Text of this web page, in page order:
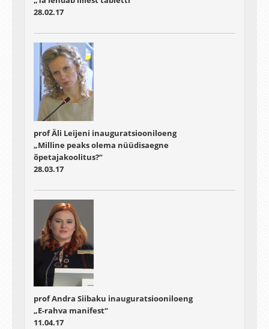
28.02.17
prof Äli Leijeni inauguratsiooniloeng
„Milline peaks olema nüüdisaegne
õpetajakoolitus?“
28.03.17
prof Andra Siibaku inauguratsiooniloeng
„E-rahva manifest“
11.04.17